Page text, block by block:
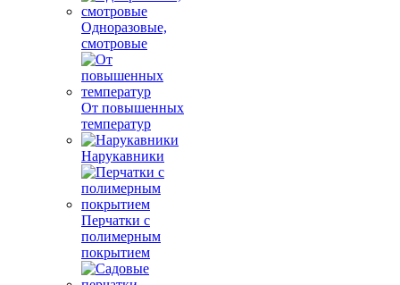
Одноразовые,
смотровые
От повышенных
температур
Нарукавники
Перчатки с
полимерным
покрытием